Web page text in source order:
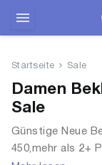
Bekleidung
Schuhe
Startseite Sale
Damen
Sale
Günstige Neue
450,mehr als 2+